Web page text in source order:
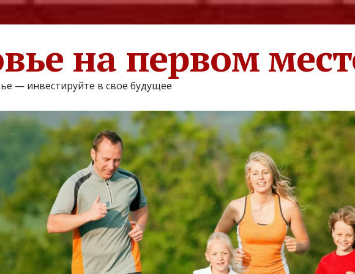
на первом
— инвестируйте в свое будущее